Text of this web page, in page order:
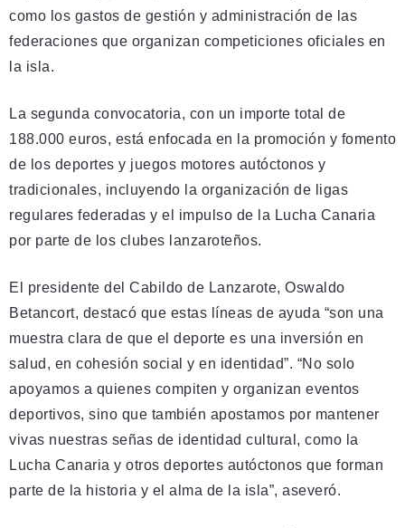
como los gastos de gestión y administración de las
federaciones que organizan competiciones oficiales en
la isla.
La segunda convocatoria, con un importe total de
188.000 euros, está enfocada en la promoción y fomento
de los deportes y juegos motores autóctonos y
tradicionales, incluyendo la organización de ligas
regulares federadas y el impulso de la Lucha Canaria
por parte de los clubes lanzaroteños.
El presidente del Cabildo de Lanzarote, Oswaldo
Betancort, destacó que estas líneas de ayuda “son una
muestra clara de que el deporte es una inversión en
salud, en cohesión social y en identidad”. “No solo
apoyamos a quienes compiten y organizan eventos
deportivos, sino que también apostamos por mantener
vivas nuestras señas de identidad cultural, como la
Lucha Canaria y otros deportes autóctonos que forman
parte de la historia y el alma de la isla”, aseveró.